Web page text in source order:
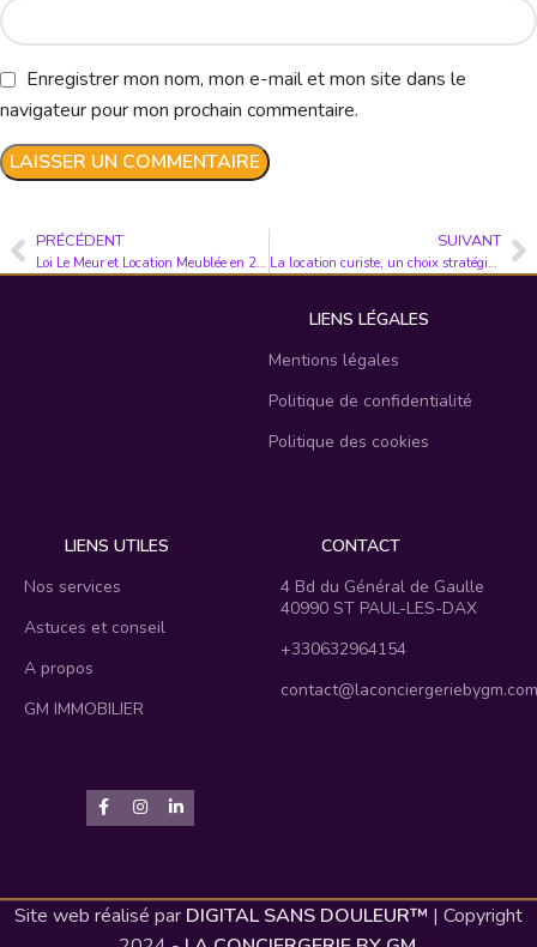
Enregistrer mon nom, mon e-mail et mon site dans le
navigateur pour mon prochain commentaire.
PRÉCÉDENT
Loi Le Meur et Location Meublée en 2025 : Un Nouveau Cadre pour un Marché en Mutation
SUIVANT
La location curiste, un choix stratégique pour une cure réussie
LIENS LÉGALES
Mentions légales
Politique de confidentialité
Politique des cookies
LIENS UTILES
Nos services
Astuces et conseil
A propos
GM IMMOBILIER
CONTACT
4 Bd du Général de Gaulle
40990 ST PAUL-LES-DAX
+330632964154
contact@laconciergeriebygm.com
Site web réalisé par DIGITAL SANS DOULEUR™ | Copyright